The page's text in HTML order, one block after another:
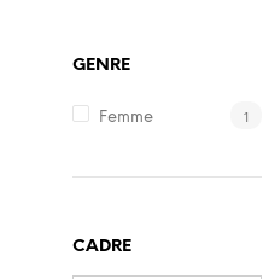
GENRE
Femme 1
CADRE